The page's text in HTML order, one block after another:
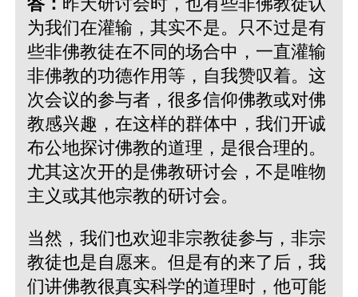
为我们在灌输，其实不是。只不过是有
些非佛教徒在不同的场合中，一直灌输
非佛教的功德作用等，自我赞叹着。这
次会议的参与者，很多信仰佛教或对佛
教感兴趣，在这样的群体中，我们开诚
布公地探讨佛教的道理，是很合理的。
尤其这次开的是佛教研讨会，不是唯物
主义或其他宗教的研讨会。
当然，我们也欢迎非宗教徒参与，非宗
教徒也是自愿来。但是有的来了后，我
们讲佛教很真实科学的道理时，他可能